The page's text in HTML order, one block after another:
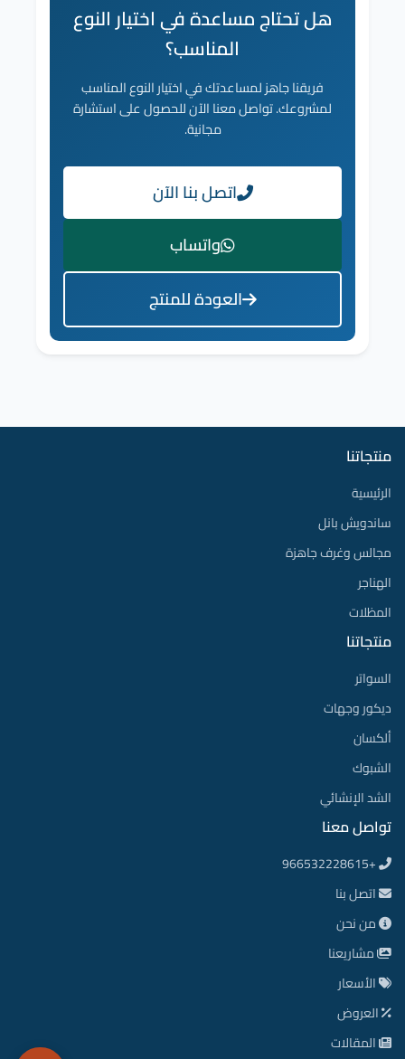
هل تحتاج مساعدة في اختيار النوع
المناسب؟
فريقنا جاهز لمساعدتك في اختيار النوع المناسب
لمشروعك. تواصل معنا الآن للحصول على استشارة
مجانية.
اتصل بنا الآن
واتساب
العودة للمنتج
منتجاتنا
الرئيسية
ساندويش بانل
مجالس وغرف جاهزة
الهناجر
المظلات
منتجاتنا
السواتر
ديكور وجهات
ألكسان
الشبوك
الشد الإنشائي
تواصل معنا
+966532228615
اتصل بنا
من نحن
مشاريعنا
الأسعار
العروض
المقالات